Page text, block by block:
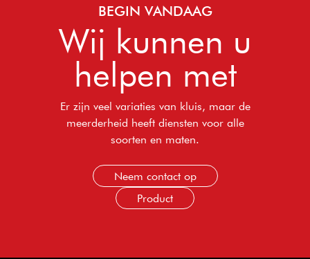
BEGIN VANDAAG
Wij kunnen u
helpen met
Er zijn veel variaties van kluis, maar de
meerderheid heeft diensten voor alle
soorten en maten.
Neem contact op
Product